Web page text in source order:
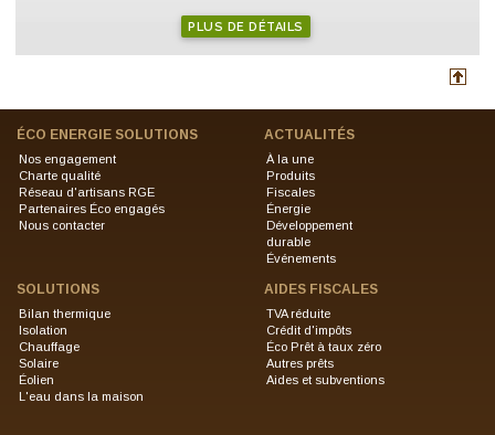
PLUS DE DÉTAILS
ÉCO ENERGIE SOLUTIONS
Nos engagement
Charte qualité
Réseau d'artisans RGE
Partenaires Éco engagés
Nous contacter
ACTUALITÉS
À la une
Produits
Fiscales
Énergie
Développement
durable
Événements
SOLUTIONS
Bilan thermique
Isolation
Chauffage
Solaire
Éolien
L'eau dans la maison
AIDES FISCALES
TVA réduite
Crédit d'impôts
Éco Prêt à taux zéro
Autres prêts
Aides et subventions